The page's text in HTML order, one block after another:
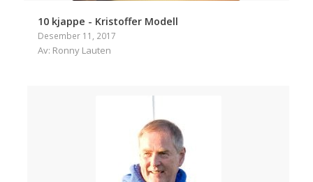
10 kjappe - Kristoffer Modell
Desember 11, 2017
Av: Ronny Lauten